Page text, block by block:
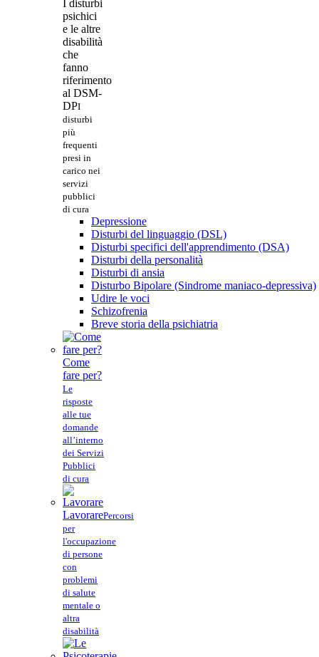
I disturbi
psichici
e le altre
disabilità
che
fanno
riferimento
al DSM-
DPI
disturbi
più
frequenti
presi in
carico nei
servizi
pubblici
di cura
Depressione
Disturbi del linguaggio (DSL)
Disturbi specifici dell'apprendimento (DSA)
Disturbi della personalità
Disturbi di ansia
Disturbo Bipolare (Sindrome maniaco-depressiva)
Udire le voci
Schizofrenia
Breve storia della psichiatria
Come
fare per?
Le
risposte
alle tue
domande
all’interno
dei Servizi
Pubblici
di cura
LavorarePercorsi
per
l'occupazione
di persone
con
problemi
di salute
mentale o
altra
disabilità